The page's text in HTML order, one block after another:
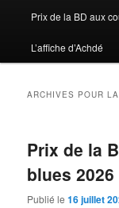
Prix de la BD aux
L’affiche d’Achdé
ARCHIVES POUR
Prix de la
blues
Publié le16 juillet